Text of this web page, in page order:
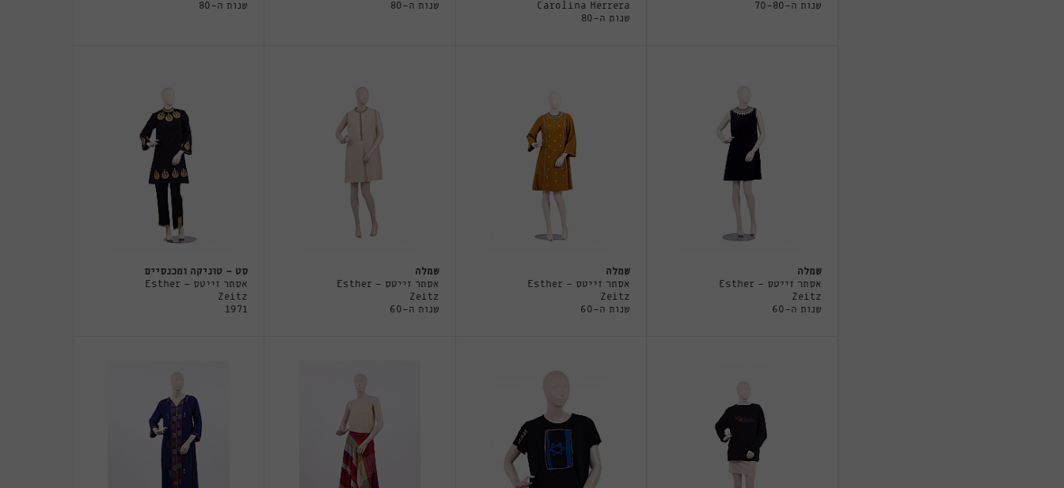
שנות ה-70-80
Carolina Herrera
שנות ה-80
שנות ה-80
שנות ה-80
שמלה
אסתר זייטס - Esther
Zeitz
שנות ה-60
שמלה
אסתר זייטס - Esther
Zeitz
שנות ה-60
שמלה
אסתר זייטס - Esther
Zeitz
שנות ה-60
סט - טוניקה ומכנסיים
אסתר זייטס - Esther
Zeitz
1971